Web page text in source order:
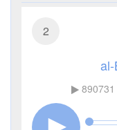
2
890731